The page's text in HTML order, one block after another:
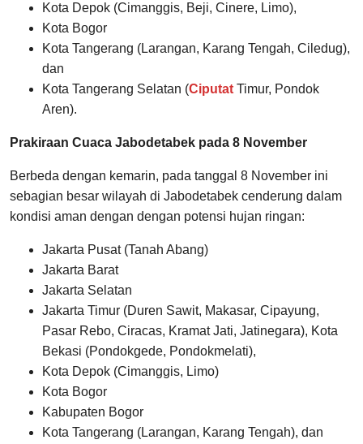
Kota Depok (Cimanggis, Beji, Cinere, Limo),
Kota Bogor
Kota Tangerang (Larangan, Karang Tengah, Ciledug),
dan
Kota Tangerang Selatan (Ciputat Timur, Pondok
Aren).
Prakiraan Cuaca Jabodetabek pada 8 November
Berbeda dengan kemarin, pada tanggal 8 November ini
sebagian besar wilayah di Jabodetabek cenderung dalam
kondisi aman dengan dengan potensi hujan ringan:
Jakarta Pusat (Tanah Abang)
Jakarta Barat
Jakarta Selatan
Jakarta Timur (Duren Sawit, Makasar, Cipayung,
Pasar Rebo, Ciracas, Kramat Jati, Jatinegara), Kota
Bekasi (Pondokgede, Pondokmelati),
Kota Depok (Cimanggis, Limo)
Kota Bogor
Kabupaten Bogor
Kota Tangerang (Larangan, Karang Tengah), dan